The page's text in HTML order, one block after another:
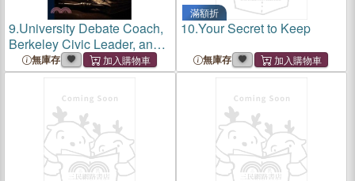
9.University Debate Coach,
Berkeley Civic Leader, and
Pastor無庫存
滿額折
10.Your Secret to Keep
無庫存